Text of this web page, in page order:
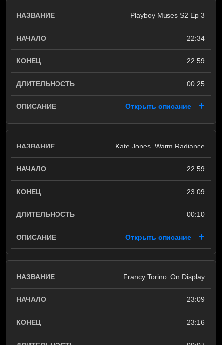
Playboy Muses S2 Ep 3
22:34
22:59
00:25
Открыть описание
Kate Jones. Warm Radiance
22:59
23:09
00:10
Открыть описание
Francy Torino. On Display
23:09
23:16